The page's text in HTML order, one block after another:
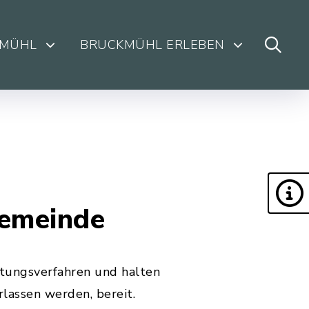
BRUCKMÜHL ERLEBEN
und halten
werden, bereit.